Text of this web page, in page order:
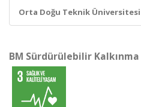
Orta Doğu Teknik
BM Sürdürülebilir Kalkınma